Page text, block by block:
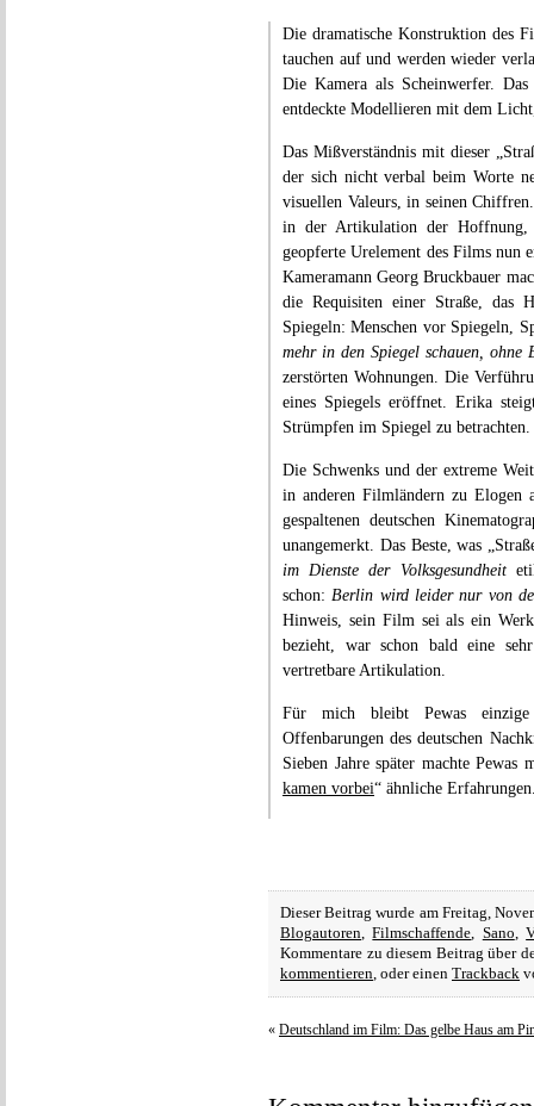
Die dramatische Konstruktion des
tauchen auf und werden wieder
Die Kamera als Scheinwerfer.
entdeckte Modellieren mit dem
Das Mißverständnis mit dieser
der sich nicht verbal beim Worte
visuellen Valeurs, in seinen
in der Artikulation der Hoffnung,
geopferte Urelement des Films nun
Kameramann Georg Bruckbauer
die Requisiten einer Straße, das
Spiegeln: Menschen vor Spiegeln,
mehr in den Spiegel schauen,
zerstörten Wohnungen. Die
eines Spiegels eröffnet. Erika
Strümpfen im Spiegel zu betrachten.
Die Schwenks und der extreme
in anderen Filmländern zu
gespaltenen deutschen
unangemerkt. Das Beste, was
im Dienste der Volksgesundheit
schon: Berlin wird leider nur von
Hinweis, sein Film sei als ein
bezieht, war schon bald eine
vertretbare Artikulation.
Für mich bleibt Pewas
Offenbarungen des deutschen
Sieben Jahre später machte Pewas
kamen vorbei“ ähnliche
Dieser Beitrag wurde am Freitag,
Blogautoren,Filmschaffende, Sano,
Kommentare zu diesem Beitrag über
kommentieren, oder einen Trackback
« Deutschland im Film: Das gelbe Haus am